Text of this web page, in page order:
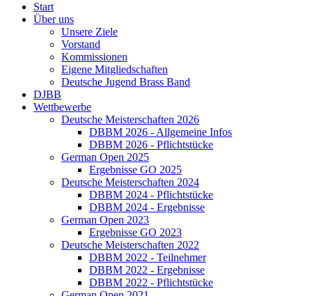
Start
Über uns
Unsere Ziele
Vorstand
Kommissionen
Eigene Mitgliedschaften
Deutsche Jugend Brass Band
DJBB
Wettbewerbe
Deutsche Meisterschaften 2026
DBBM 2026 - Allgemeine Infos
DBBM 2026 - Pflichtstücke
German Open 2025
Ergebnisse GO 2025
Deutsche Meisterschaften 2024
DBBM 2024 - Pflichtstücke
DBBM 2024 - Ergebnisse
German Open 2023
Ergebnisse GO 2023
Deutsche Meisterschaften 2022
DBBM 2022 - Teilnehmer
DBBM 2022 - Ergebnisse
DBBM 2022 - Pflichtstücke